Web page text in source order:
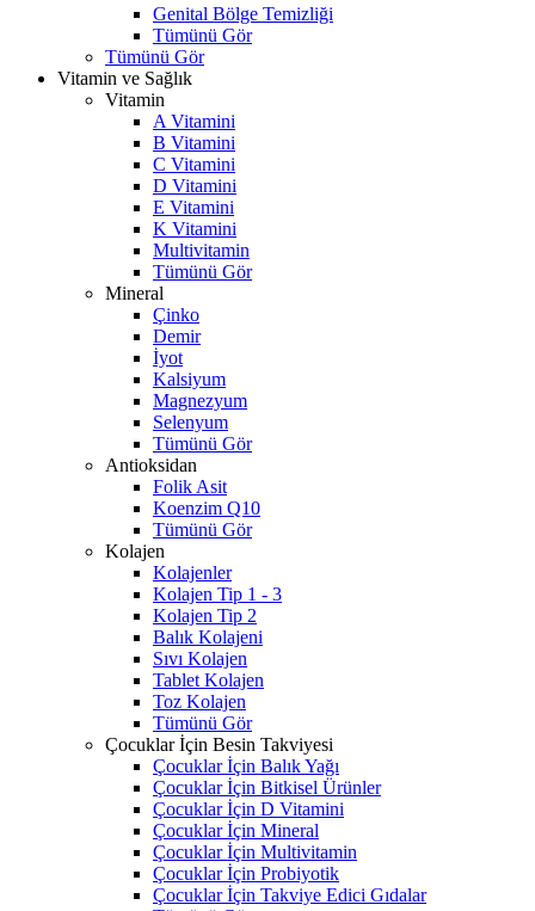
Genital Bölge Temizliği
Tümünü Gör
Tümünü Gör
Vitamin ve Sağlık
Vitamin
A Vitamini
B Vitamini
C Vitamini
D Vitamini
E Vitamini
K Vitamini
Multivitamin
Tümünü Gör
Mineral
Çinko
Demir
İyot
Kalsiyum
Magnezyum
Selenyum
Tümünü Gör
Antioksidan
Folik Asit
Koenzim Q10
Tümünü Gör
Kolajen
Kolajenler
Kolajen Tip 1 - 3
Kolajen Tip 2
Balık Kolajeni
Sıvı Kolajen
Tablet Kolajen
Toz Kolajen
Tümünü Gör
Çocuklar İçin Besin Takviyesi
Çocuklar İçin Balık Yağı
Çocuklar İçin Bitkisel Ürünler
Çocuklar İçin D Vitamini
Çocuklar İçin Mineral
Çocuklar İçin Multivitamin
Çocuklar İçin Probiyotik
Çocuklar İçin Takviye Edici Gıdalar